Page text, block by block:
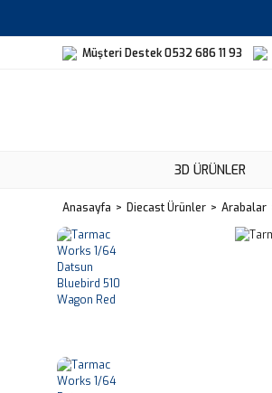
Müşteri Destek 0532 686 11 93
3D ÜRÜNLER
Anasayfa Diecast Ürünler Arabalar